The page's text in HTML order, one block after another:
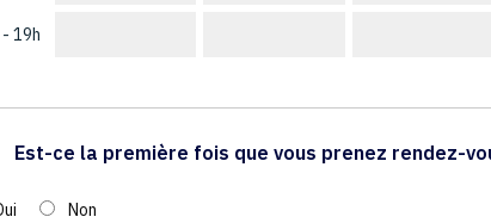
19h
Est-ce la première fois que vous prenez rendez-
Non